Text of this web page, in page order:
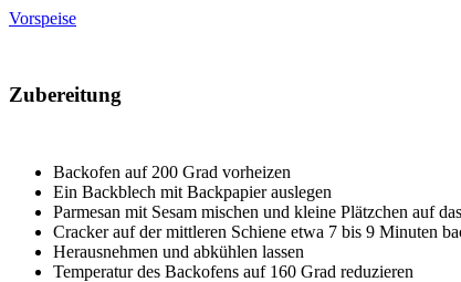
Vorspeise
Zubereitung
Backofen auf 200 Grad vorheizen
Ein Backblech mit Backpapier auslegen
Parmesan mit Sesam mischen und kleine Plätzchen auf
Cracker auf der mittleren Schiene etwa 7 bis 9 Minuten
Herausnehmen und abkühlen lassen
Temperatur des Backofens auf 160 Grad reduzieren